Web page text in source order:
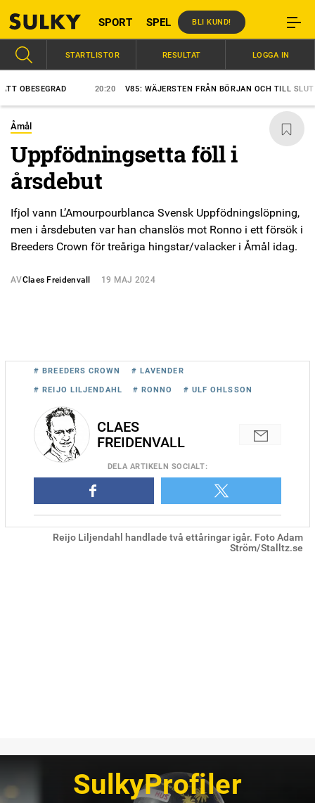
SPORT SPEL BLI KUND!
20:20 V85: WÄJERSTEN FRÅN BÖRJAN OCH TILL SLUT
STARTLISTOR RESULTAT LOGGA IN
Åmål
Uppfödningsetta föll i
årsdebut
Ifjol vann L’Amourpourblanca Svensk Uppfödningslöpning,
men i årsdebuten var han chanslös mot Ronno i ett försök i
Breeders Crown för treåriga hingstar/valacker i Åmål idag.
AVClaes Freidenvall 19 MAJ 2024
Reijo Liljendahl handlade två ettåringar igår. Foto Adam
Ström/Stalltz.se
# BREEDERS CROWN # LAVENDER
# REIJO LILJENDAHL # RONNO # ULF OHLSSON
CLAES
FREIDENVALL
DELA ARTIKELN SOCIALT:
SulkyProfiler